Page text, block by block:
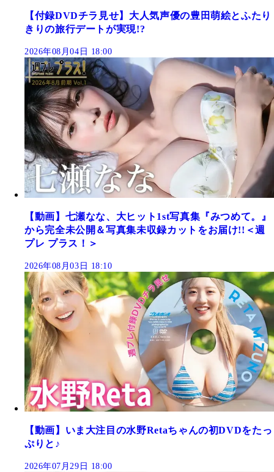
【付録DVDチラ見せ】大人気声優の豊田萌絵とふたり
きりの旅行デートが実現!?
2026年08月04日 18:00
【動画】七瀬なな、大ヒット1st写真集『みつめて。』
から完全未公開＆写真集未収録カットをお届け!!＜週
プレ プラス！＞
2026年08月03日 18:10
【動画】いま大注目の水野Retaちゃんの初DVDをたっ
ぷりと♪
2026年07月29日 18:00